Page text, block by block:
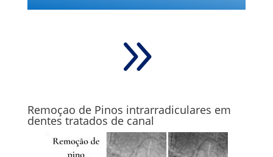
9
Remoçao de Pinos intrarradiculares em
dentes tratados de canal